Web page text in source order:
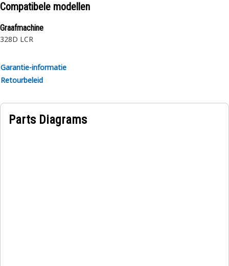
Compatibele modellen
Graafmachine
328D LCR
Garantie-informatie
Retourbeleid
Parts Diagrams